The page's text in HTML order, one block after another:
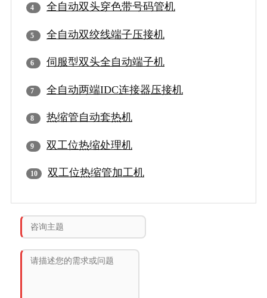
全自动双头穿色带号码管机
全自动双绞线端子压接机
伺服型双头全自动端子机
全自动两端IDC连接器压接机
热缩管自动套热机
双工位热缩处理机
双工位热缩管加工机